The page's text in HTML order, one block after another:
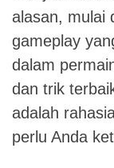
alasan, mulai
gameplay
dalam
dan trik
adalah
perlu Anda